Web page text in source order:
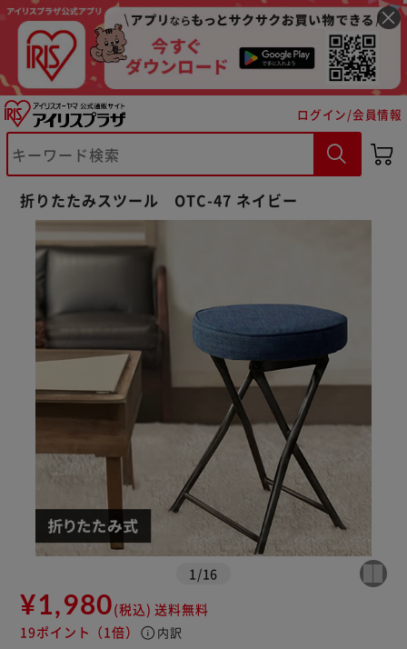
ログイン/会員情報
折りたたみスツール OTC-47 ネイビー
1 /16
¥1,980(税込) 送料無料
19ポイント （1倍） info 内訳
カートに入れる 購入手続きへ